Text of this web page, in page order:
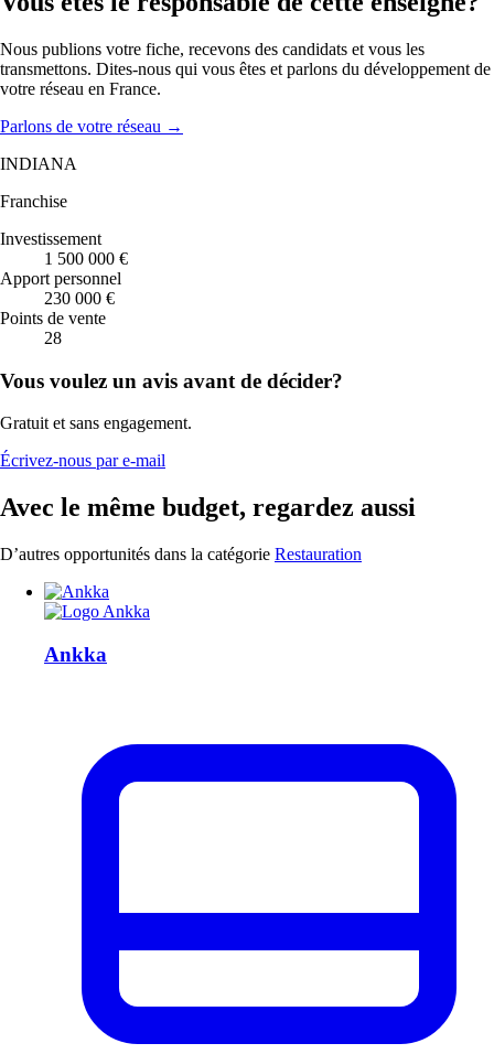
Nous publions votre fiche, recevons des candidats et vous les
transmettons. Dites-nous qui vous êtes et parlons du développement de
votre réseau en France.
Parlons de votre réseau →
INDIANA
Franchise
Investissement
1 500 000 €
Apport personnel
230 000 €
Points de vente
28
Vous voulez un avis avant de décider?
Gratuit et sans engagement.
Écrivez-nous par e-mail
Avec le même budget, regardez aussi
D’autres opportunités dans la catégorie Restauration
Ankka